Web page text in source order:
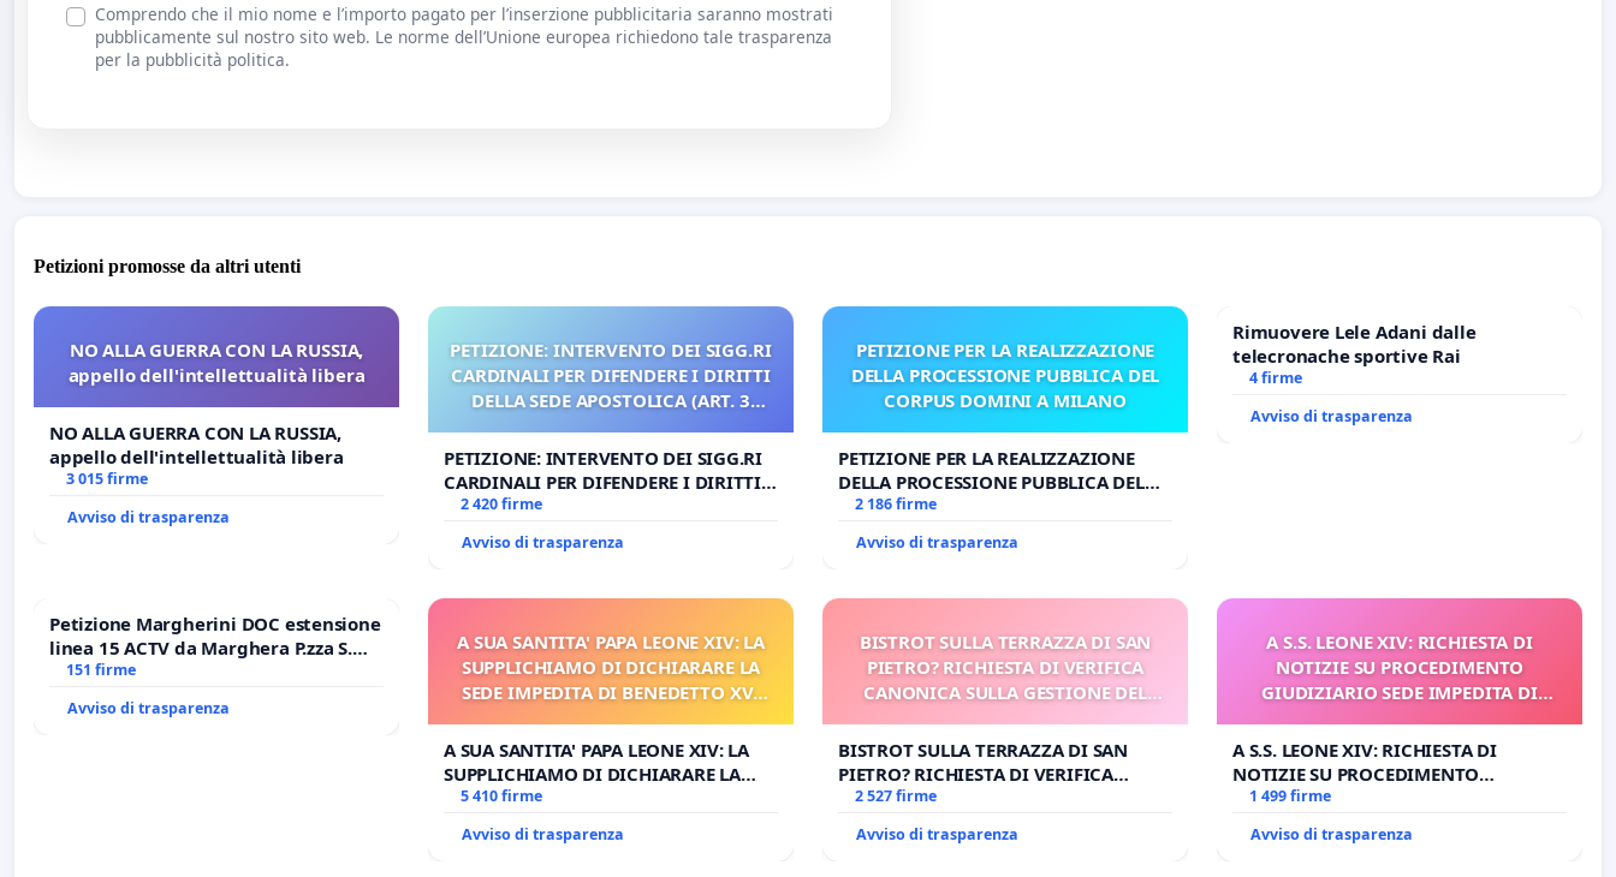
Comprendo che il mio nome e l’importo pagato per l’inserzione pubblicitaria saranno mostrati
pubblicamente sul nostro sito web. Le norme dell’Unione europea richiedono tale trasparenza
per la pubblicità politica.
Petizioni promosse da altri utenti
NO ALLA GUERRA CON LA RUSSIA,
appello dell'intellettualità libera
NO ALLA GUERRA CON LA RUSSIA,
appello dell'intellettualità libera
3 015 firme
Avviso di trasparenza
PETIZIONE: INTERVENTO DEI SIGG.RI
CARDINALI PER DIFENDERE I DIRITTI
DELLA SEDE APOSTOLICA (ART. 3
PETIZIONE: INTERVENTO DEI SIGG.RI
CARDINALI PER DIFENDERE I DIRITTI
DELLA SEDE APOSTOLICA (ART. 3 UDG)
2 420 firme
Avviso di trasparenza
PETIZIONE PER LA REALIZZAZIONE
DELLA PROCESSIONE PUBBLICA DEL
CORPUS DOMINI A MILANO
PETIZIONE PER LA REALIZZAZIONE
DELLA PROCESSIONE PUBBLICA DEL
CORPUS DOMINI A MILANO
2 186 firme
Avviso di trasparenza
Rimuovere Lele Adani dalle
telecronache sportive Rai
4 firme
Avviso di trasparenza
Petizione Margherini DOC estensione
linea 15 ACTV da Marghera P.zza S.
Antonio all'aeroporto Marco Polo
151 firme
Avviso di trasparenza
A SUA SANTITA' PAPA LEONE XIV: LA
SUPPLICHIAMO DI DICHIARARE LA
SEDE IMPEDITA DI BENEDETTO XVI
PROCESSO
A SUA SANTITA' PAPA LEONE XIV: LA
SUPPLICHIAMO DI DICHIARARE LA
SEDE IMPEDITA DI BENEDETTO XVI E/O
5 410 firme
Avviso di trasparenza
BISTROT SULLA TERRAZZA DI SAN
PIETRO? RICHIESTA DI VERIFICA
CANONICA SULLA GESTIONE DEL
BISTROT SULLA TERRAZZA DI SAN
PIETRO? RICHIESTA DI VERIFICA
CANONICA SULLA GESTIONE DEL
2 527 firme
Avviso di trasparenza
A S.S. LEONE XIV: RICHIESTA DI
NOTIZIE SU PROCEDIMENTO
GIUDIZIARIO SEDE IMPEDITA DI
A S.S. LEONE XIV: RICHIESTA DI
NOTIZIE SU PROCEDIMENTO
GIUDIZIARIO SEDE IMPEDITA DI
1 499 firme
Avviso di trasparenza